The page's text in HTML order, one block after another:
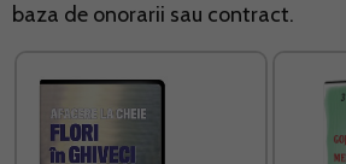
baza de onorarii sau contract.